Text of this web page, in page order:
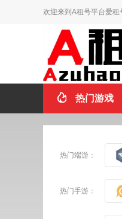
欢迎来到A租号平台爱租
热门游戏
热门端游：
热门手游：